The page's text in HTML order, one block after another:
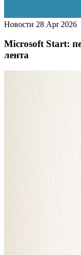
Новости 28 Apr 2026
Microsoft Start:
лента